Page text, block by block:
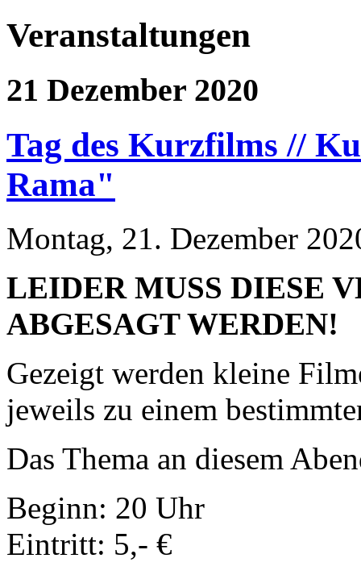
Veranstaltungen
21 Dezember 2020
Tag des Kurzfilms //
Rama"
Montag, 21. Dezember
LEIDER MUSS DIESE
ABGESAGT WERDEN!
Gezeigt werden kleine
jeweils zu einem
Das Thema an diesem
Beginn: 20 Uhr
Eintritt: 5,- €